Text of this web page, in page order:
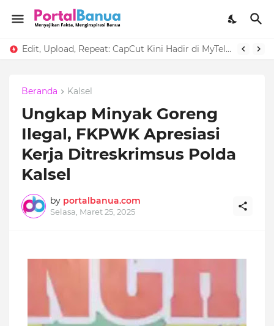
Edit, Upload, Repeat: CapCut Kini Hadir di MyTelkomsel
Beranda Kalsel
Ungkap Minyak Goreng
Ilegal, FKPWK Apresiasi
Kerja Ditreskrimsus Polda
Kalsel
by portalbanua.com
Selasa, Maret 25, 2025